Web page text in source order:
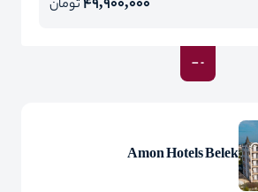
49,900,000تومان
Amon Hotels Belek